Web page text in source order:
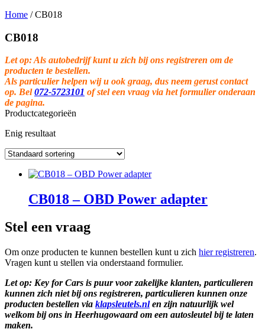
Home /CB018
CB018
Let op: Als autobedrijf kunt u zich bij ons registreren om de
producten te bestellen.
Als particulier helpen wij u ook graag, dus neem gerust contact
op. Bel072-5723101 of stel een vraag via het formulier onderaan
de pagina.
Productcategorieën
Enig resultaat
CB018 – OBD Power adapter
Stel een vraag
Om onze producten te kunnen bestellen kunt u zich hier registreren.
Vragen kunt u stellen via onderstaand formulier.
Let op: Key for Cars is puur voor zakelijke klanten, particulieren
kunnen zich niet bij ons registreren, particulieren kunnen onze
producten bestellen via klapsleutels.nlen zijn natuurlijk wel
welkom bij ons in Heerhugowaard om een autosleutel bij te laten
maken.